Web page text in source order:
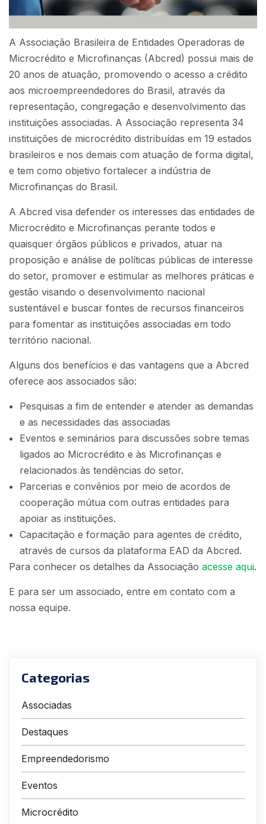
A Associação Brasileira de Entidades Operadoras de
Microcrédito e Microfinanças (Abcred) possui mais de
20 anos de atuação, promovendo o acesso a crédito
aos microempreendedores do Brasil, através da
representação, congregação e desenvolvimento das
instituições associadas. A Associação representa 34
instituições de microcrédito distribuídas em 19 estados
brasileiros e nos demais com atuação de forma digital,
e tem como objetivo fortalecer a indústria de
Microfinanças do Brasil.
A Abcred visa defender os interesses das entidades de
Microcrédito e Microfinanças perante todos e
quaisquer órgãos públicos e privados, atuar na
proposição e análise de políticas públicas de interesse
do setor, promover e estimular as melhores práticas e
gestão visando o desenvolvimento nacional
sustentável e buscar fontes de recursos financeiros
para fomentar as instituições associadas em todo
território nacional.
Alguns dos benefícios e das vantagens que a Abcred
oferece aos associados são:
Pesquisas a fim de entender e atender as demandas
e as necessidades das associadas
Eventos e seminários para discussões sobre temas
ligados ao Microcrédito e às Microfinanças e
relacionados às tendências do setor.
Parcerias e convênios por meio de acordos de
cooperação mútua com outras entidades para
apoiar as instituições.
Capacitação e formação para agentes de crédito,
através de cursos da plataforma EAD da Abcred.
Para conhecer os detalhes da Associação acesse aqui.
E para ser um associado, entre em contato com a
nossa equipe.
Categorias
Associadas
Destaques
Empreendedorismo
Eventos
Microcrédito